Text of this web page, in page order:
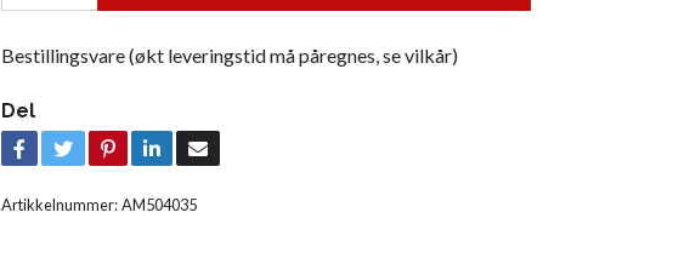
Bestillingsvare (økt leveringstid må påregnes, se vilkår)
Del
Artikkelnummer:AM504035